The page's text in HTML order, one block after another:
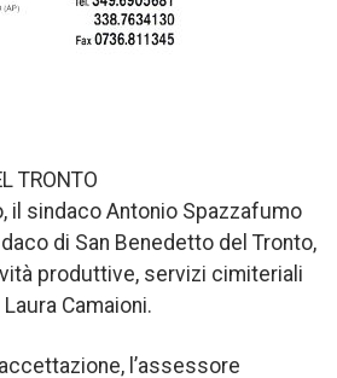
TRONTO
il sindaco Antonio Spazzafumo
di San Benedetto del Tronto,
produttive, servizi cimiteriali
Camaioni.
l’assessore